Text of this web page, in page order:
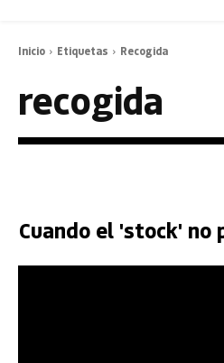
Inicio Etiquetas Recogida
recogida
Cuando el 'stock' no